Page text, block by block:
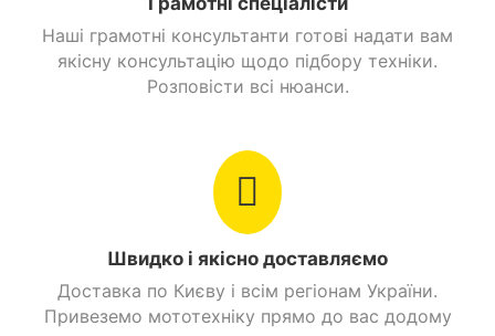
Вінниця, Кривий Ріг, Полтава, Черкаси,
Кропивницький, Рівне, Хмельницький, Кременчук,
Луцьк, Чернівці, Миколаїв, Івано -Франківськ,
Житомир, Суми, Тернопіль, Чернігів, Ужгород
Наші грамотні консультанти готові надати вам
якісну консультацію щодо підбору техніки.
Розповісти всі нюанси.
Швидко і якісно доставляємо
Доставка по Києву і всім регіонам України.
Привеземо мототехніку прямо до вас додому